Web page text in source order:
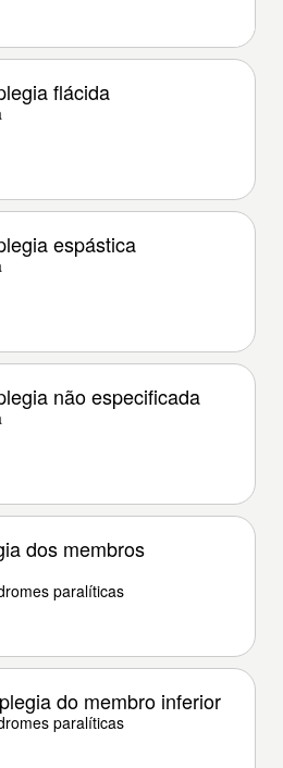
flácida
espástica
não especificada
dos membros
paralíticas
do membro inferior
paralíticas